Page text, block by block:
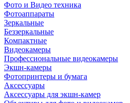
Фото и Видео техника
Фотоаппараты
Зеркальные
Беззеркальные
Компактные
Видеокамеры
Профессиональные видеокамеры
Экшн-камеры
Фотопринтеры и бумага
Аксессуары
Аксессуары для экшн-камер